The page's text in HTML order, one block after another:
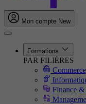
Mon compte New
Formations
PAR FILIÈRES
Commerce
Finance